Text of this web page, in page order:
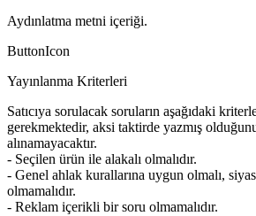
Aydınlatma metni içeriği.
ButtonIcon
Yayınlanma Kriterleri
Satıcıya sorulacak soruların aşağıdaki
gerekmektedir, aksi taktirde yazmış
alınamayacaktır.
- Seçilen ürün ile alakalı olmalıdır.
- Genel ahlak kurallarına uygun olmalı,
olmamalıdır.
- Reklam içerikli bir soru olmamalıdır.